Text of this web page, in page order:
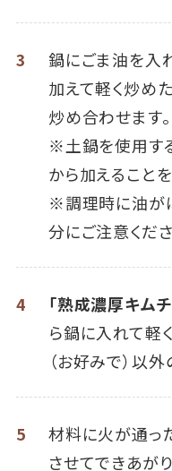
3
鍋にごま油を入
加えて軽く炒めた
炒め合わせます。
※土鍋を使用す
から加えること
※調理時に油が
分にご注意くださ
4 「熟成濃厚キム
ら鍋に入れて軽
（お好みで）以
5
材料に火が通っ
させてできあがり